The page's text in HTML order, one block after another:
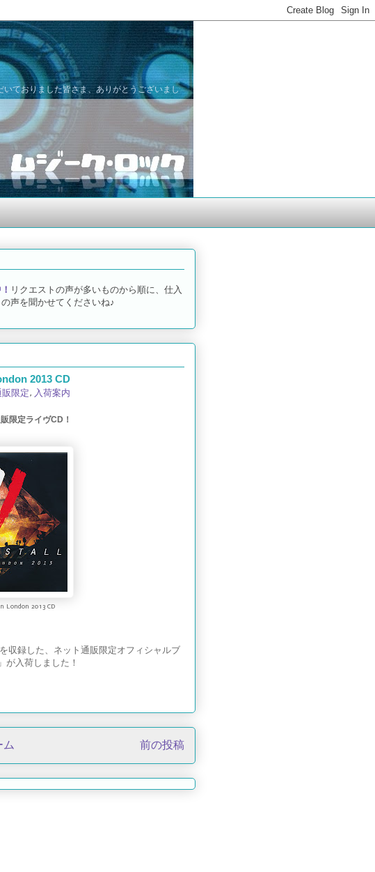
ておりました皆さま、ありがとうございまし
リクエストの声が多いものから順に、仕入
声を聞かせてくださいね♪
2013 CD
販限定, 入荷案内
限定ライヴCD！
London 2013 CD
収録した、ネット通販限定オフィシャルブ
」が入荷しました！
前の投稿
ム